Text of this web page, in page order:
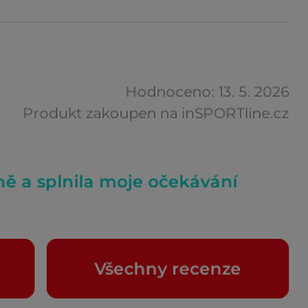
Hodnoceno: 13. 5. 2026
Produkt zakoupen na inSPORTline.cz
a splnila moje očekávání
Všechny recenze